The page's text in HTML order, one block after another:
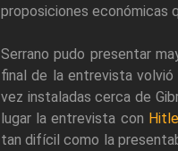
proposiciones económicas
Serrano pudo presentar
final de la entrevista
vez instaladas cerca de
lugar la entrevista con
tan difícil como la